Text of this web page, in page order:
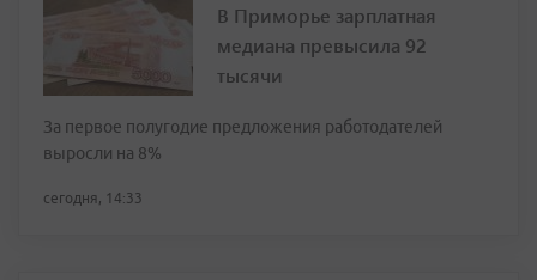
В Приморье зарплатная
медиана превысила 92
тысячи
За первое полугодие предложения работодателей
выросли на 8%
сегодня, 14:33